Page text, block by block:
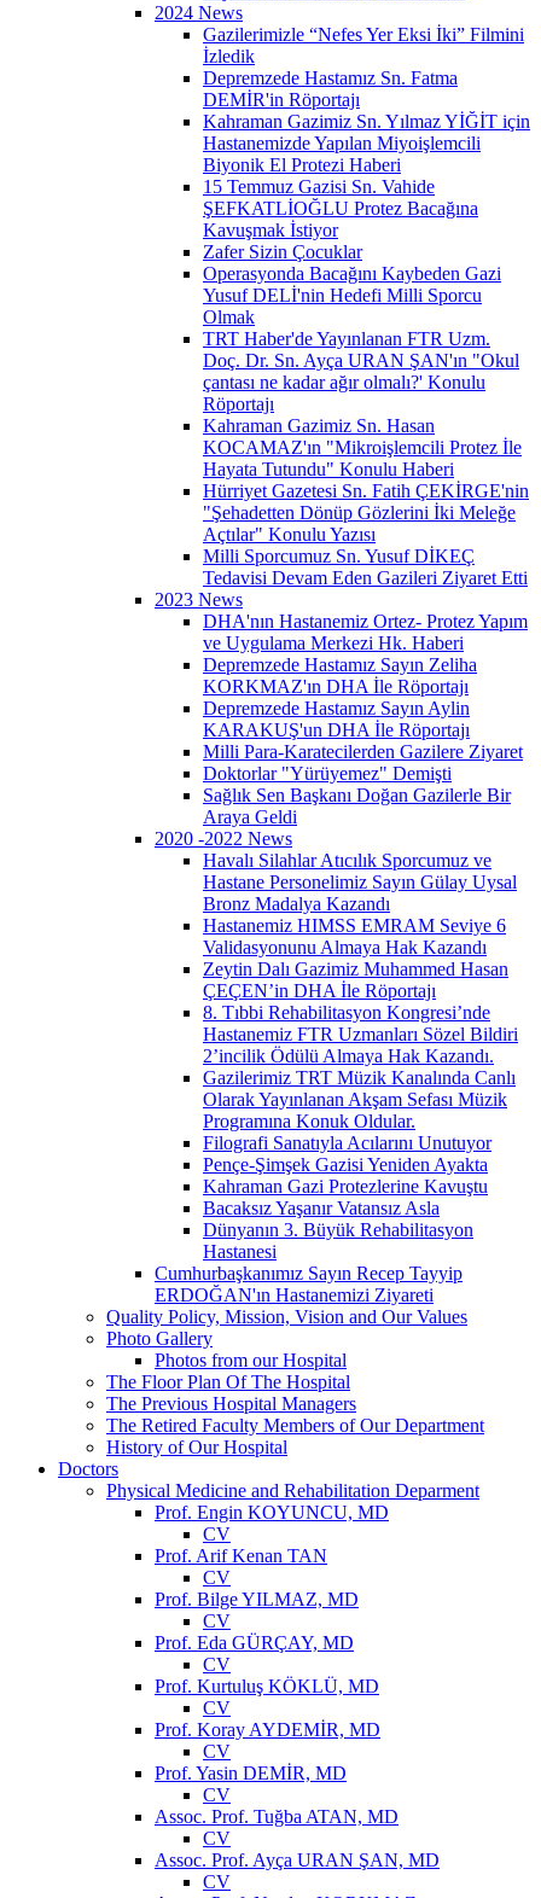
2024 News
Gazilerimizle “Nefes Yer Eksi İki” Filmini
İzledik
Depremzede Hastamız Sn. Fatma
DEMİR'in Röportajı
Kahraman Gazimiz Sn. Yılmaz YİĞİT için
Hastanemizde Yapılan Miyoişlemcili
Biyonik El Protezi Haberi
15 Temmuz Gazisi Sn. Vahide
ŞEFKATLİOĞLU Protez Bacağına
Kavuşmak İstiyor
Zafer Sizin Çocuklar
Operasyonda Bacağını Kaybeden Gazi
Yusuf DELİ'nin Hedefi Milli Sporcu
Olmak
TRT Haber'de Yayınlanan FTR Uzm.
Doç. Dr. Sn. Ayça URAN ŞAN'ın "Okul
çantası ne kadar ağır olmalı?' Konulu
Röportajı
Kahraman Gazimiz Sn. Hasan
KOCAMAZ'ın "Mikroişlemcili Protez İle
Hayata Tutundu" Konulu Haberi
Hürriyet Gazetesi Sn. Fatih ÇEKİRGE'nin
"Şehadetten Dönüp Gözlerini İki Meleğe
Açtılar" Konulu Yazısı
Milli Sporcumuz Sn. Yusuf DİKEÇ
Tedavisi Devam Eden Gazileri Ziyaret Etti
2023 News
DHA'nın Hastanemiz Ortez- Protez Yapım
ve Uygulama Merkezi Hk. Haberi
Depremzede Hastamız Sayın Zeliha
KORKMAZ'ın DHA İle Röportajı
Depremzede Hastamız Sayın Aylin
KARAKUŞ'un DHA İle Röportajı
Milli Para-Karatecilerden Gazilere Ziyaret
Doktorlar "Yürüyemez" Demişti
Sağlık Sen Başkanı Doğan Gazilerle Bir
Araya Geldi
2020 -2022 News
Havalı Silahlar Atıcılık Sporcumuz ve
Hastane Personelimiz Sayın Gülay Uysal
Bronz Madalya Kazandı
Hastanemiz HIMSS EMRAM Seviye 6
Validasyonunu Almaya Hak Kazandı
Zeytin Dalı Gazimiz Muhammed Hasan
ÇEÇEN’in DHA İle Röportajı
8. Tıbbi Rehabilitasyon Kongresi’nde
Hastanemiz FTR Uzmanları Sözel Bildiri
2’incilik Ödülü Almaya Hak Kazandı.
Gazilerimiz TRT Müzik Kanalında Canlı
Olarak Yayınlanan Akşam Sefası Müzik
Programına Konuk Oldular.
Filografi Sanatıyla Acılarını Unutuyor
Pençe-Şimşek Gazisi Yeniden Ayakta
Kahraman Gazi Protezlerine Kavuştu
Bacaksız Yaşanır Vatansız Asla
Dünyanın 3. Büyük Rehabilitasyon
Hastanesi
Cumhurbaşkanımız Sayın Recep Tayyip
ERDOĞAN'ın Hastanemizi Ziyareti
Quality Policy, Mission, Vision and Our Values
Photo Gallery
Photos from our Hospital
The Floor Plan Of The Hospital
The Previous Hospital Managers
The Retired Faculty Members of Our Department
History of Our Hospital
Doctors
Physical Medicine and Rehabilitation Deparment
Prof. Engin KOYUNCU, MD
CV
Prof. Arif Kenan TAN
CV
Prof. Bilge YILMAZ, MD
CV
Prof. Eda GÜRÇAY, MD
CV
Prof. Kurtuluş KÖKLÜ, MD
CV
Prof. Koray AYDEMİR, MD
CV
Prof. Yasin DEMİR, MD
CV
Assoc. Prof. Tuğba ATAN, MD
CV
Assoc. Prof. Ayça URAN ŞAN, MD
CV